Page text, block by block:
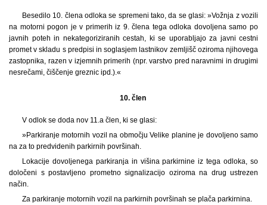
Besedilo 10. člena odloka se spremeni tako, da se glasi: »Vožnja z vozili
na motorni pogon je v primerih iz 9. člena tega odloka dovoljena samo po
javnih poteh in nekategoriziranih cestah, ki se uporabljajo za javni cestni
promet v skladu s predpisi in soglasjem lastnikov zemljišč oziroma njihovega
zastopnika, razen v izjemnih primerih (npr. varstvo pred naravnimi in drugimi
nesrečami, čiščenje greznic ipd.).«
10. člen
V odlok se doda nov 11.a člen, ki se glasi:
»Parkiranje motornih vozil na območju Velike planine je dovoljeno samo
na za to predvidenih parkirnih površinah.
Lokacije dovoljenega parkiranja in višina parkirnine iz tega odloka, so
določeni s postavljeno prometno signalizacijo oziroma na drug ustrezen
način.
Za parkiranje motornih vozil na parkirnih površinah se plača parkirnina.